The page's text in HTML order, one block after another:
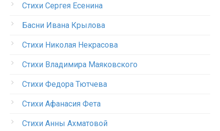
Стихи Сергея Есенина
Басни Ивана Крылова
Стихи Николая Некрасова
Стихи Владимира Маяковского
Стихи Федора Тютчева
Стихи Афанасия Фета
Стихи Анны Ахматовой